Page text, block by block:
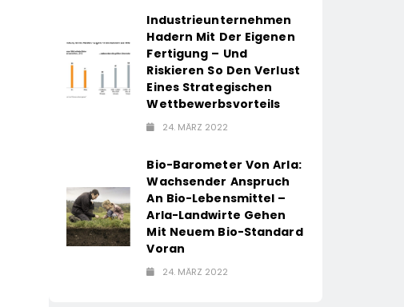
Industrieunternehmen
Hadern Mit Der Eigenen
Fertigung – Und
Riskieren So Den Verlust
Eines Strategischen
Wettbewerbsvorteils
24. MÄRZ 2022
Bio-Barometer Von Arla:
Wachsender Anspruch
An Bio-Lebensmittel –
Arla-Landwirte Gehen
Mit Neuem Bio-Standard
Voran
24. MÄRZ 2022